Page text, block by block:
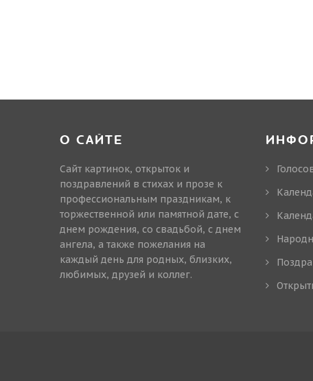
О САЙТЕ
Сайт картинок, открыток и
поздравлений в стихах и прозе к
профессиональным праздникам, к
торжественной или памятной дате, с
днем рождения, со свадьбой, с днем
ангела, а также пожелания на
каждый день для родных, близких,
любимых, друзей и коллег.